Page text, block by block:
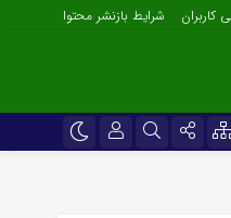
شرایط بازنشر محتوا